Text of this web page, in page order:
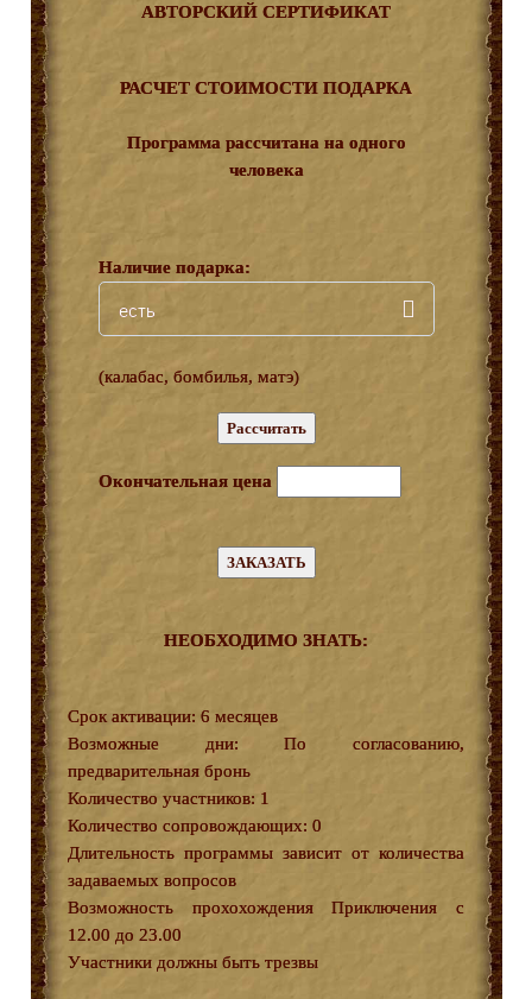
АВТОРСКИЙ СЕРТИФИКАТ
РАСЧЕТ СТОИМОСТИ ПОДАРКА
Программа рассчитана на одного
человека
Наличие подарка:
есть
(калабас, бомбилья, матэ)
Окончательная цена
НЕОБХОДИМО ЗНАТЬ:
Срок активации: 6 месяцев
Возможные дни: По согласованию,
предварительная бронь
Количество участников: 1
Количество сопровождающих: 0
Длительность программы зависит от количества
задаваемых вопросов
Возможность прохохождения Приключения с
12.00 до 23.00
Участники должны быть трезвы